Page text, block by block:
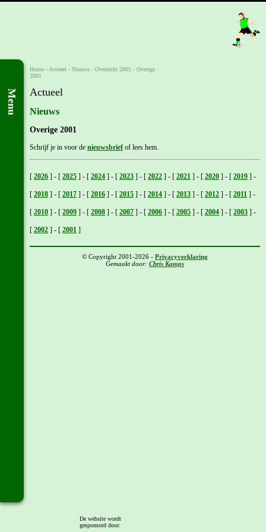
Menu
Home - Actueel - Nieuws - Overzicht 2001 - Overige
2001
Actueel
Nieuws
Overige 2001
Schrijf je in voor de nieuwsbrief of lees hem.
[ 2026 ] - [ 2025 ] - [ 2024 ] - [ 2023 ] - [ 2022 ] - [ 2021 ] - [ 2020 ] - [ 2019 ] -
[ 2018 ] - [ 2017 ] - [ 2016 ] - [ 2015 ] - [ 2014 ] - [ 2013 ] - [ 2012 ] - [ 2011 ] -
[ 2010 ] - [ 2009 ] - [ 2008 ] - [ 2007 ] - [ 2006 ] - [ 2005 ] - [ 2004 ] - [ 2003 ] -
[ 2002 ] - [ 2001 ]
© Copyright 2001-2026 - Privacyverklaring
Gemaakt door: Chris Kamps
De website wordt
gesponsord door: